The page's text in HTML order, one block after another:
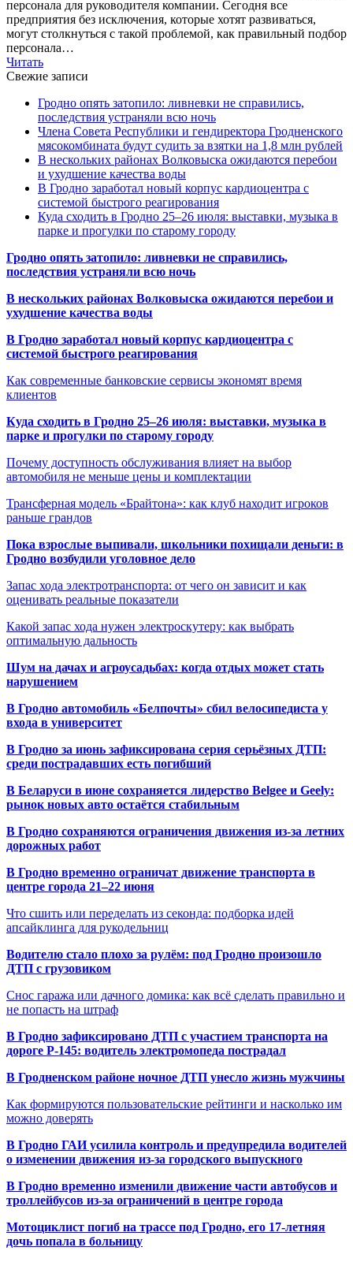
персонала для руководителя компании. Сегодня все
предприятия без исключения, которые хотят развиваться,
могут столкнуться с такой проблемой, как правильный подбор
персонала…
Читать
Свежие записи
Гродно опять затопило: ливневки не справились,
последствия устраняли всю ночь
Члена Совета Республики и гендиректора Гродненского
мясокомбината будут судить за взятки на 1,8 млн рублей
В нескольких районах Волковыска ожидаются перебои
и ухудшение качества воды
В Гродно заработал новый корпус кардиоцентра с
системой быстрого реагирования
Куда сходить в Гродно 25–26 июля: выставки, музыка в
парке и прогулки по старому городу
Гродно опять затопило: ливневки не справились,
последствия устраняли всю ночь
В нескольких районах Волковыска ожидаются перебои и
ухудшение качества воды
В Гродно заработал новый корпус кардиоцентра с
системой быстрого реагирования
Как современные банковские сервисы экономят время
клиентов
Куда сходить в Гродно 25–26 июля: выставки, музыка в
парке и прогулки по старому городу
Почему доступность обслуживания влияет на выбор
автомобиля не меньше цены и комплектации
Трансферная модель «Брайтона»: как клуб находит игроков
раньше грандов
Пока взрослые выпивали, школьники похищали деньги: в
Гродно возбудили уголовное дело
Запас хода электротранспорта: от чего он зависит и как
оценивать реальные показатели
Какой запас хода нужен электроскутеру: как выбрать
оптимальную дальность
Шум на дачах и агроусадьбах: когда отдых может стать
нарушением
В Гродно автомобиль «Белпочты» сбил велосипедиста у
входа в университет
В Гродно за июнь зафиксирована серия серьёзных ДТП:
среди пострадавших есть погибший
В Беларуси в июне сохраняется лидерство Belgee и Geely:
рынок новых авто остаётся стабильным
В Гродно сохраняются ограничения движения из-за летних
дорожных работ
В Гродно временно ограничат движение транспорта в
центре города 21–22 июня
Что сшить или переделать из секонда: подборка идей
апсайклинга для рукодельниц
Водителю стало плохо за рулём: под Гродно произошло
ДТП с грузовиком
Снос гаража или дачного домика: как всё сделать правильно и
не попасть на штраф
В Гродно зафиксировано ДТП с участием транспорта на
дороге Р-145: водитель электромопеда пострадал
В Гродненском районе ночное ДТП унесло жизнь мужчины
Как формируются пользовательские рейтинги и насколько им
можно доверять
В Гродно ГАИ усилила контроль и предупредила водителей
о изменении движения из-за городского выпускного
В Гродно временно изменили движение части автобусов и
троллейбусов из-за ограничений в центре города
Мотоциклист погиб на трассе под Гродно, его 17-летняя
дочь попала в больницу